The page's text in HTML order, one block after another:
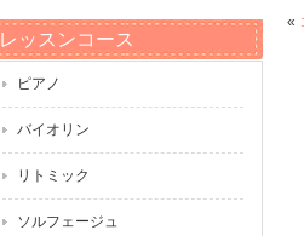
«
レッスンコース
ピアノ
バイオリン
リトミック
ソルフェージュ